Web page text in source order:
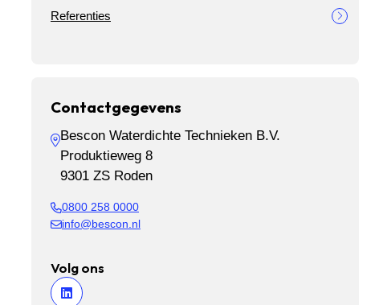
Referenties
Contactgegevens
Bescon Waterdichte Technieken B.V.
Produktieweg 8
9301 ZS Roden
0800 258 0000
info@bescon.nl
Volg ons